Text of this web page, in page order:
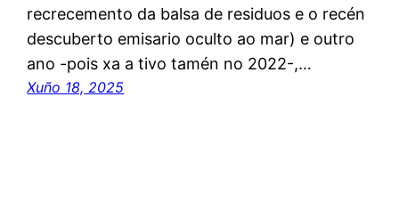
recrecemento da balsa de residuos e o recén
descuberto emisario oculto ao mar) e outro
ano -pois xa a tivo tamén no 2022-,…
Xuño 18, 2025